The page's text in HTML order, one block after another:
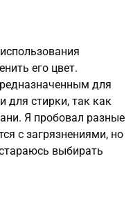
его цвет.
для
для стирки, так как
Я пробовал разные
с загрязнениями, но
выбирать